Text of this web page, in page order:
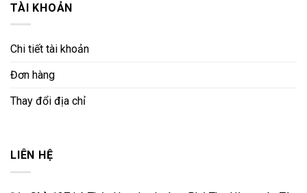
TÀI KHOẢN
Chi tiết tài khoản
Đơn hàng
Thay đổi địa chỉ
LIÊN HỆ